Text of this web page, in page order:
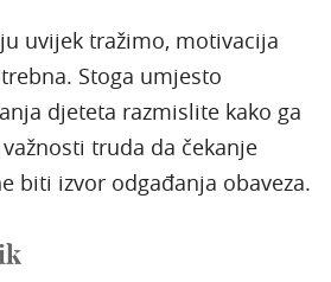
uvijek tražimo, motivacija
Stoga umjesto
djeteta razmislite kako ga
truda da čekanje
biti izvor odgađanja obaveza.